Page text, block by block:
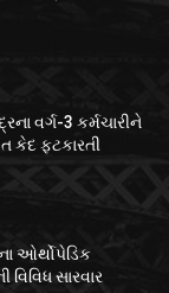
વર્ગ-3 કર્મચારીને
કેદ ફટકારતી
ઓર્થોપેડિક
વિવિધ સારવાર